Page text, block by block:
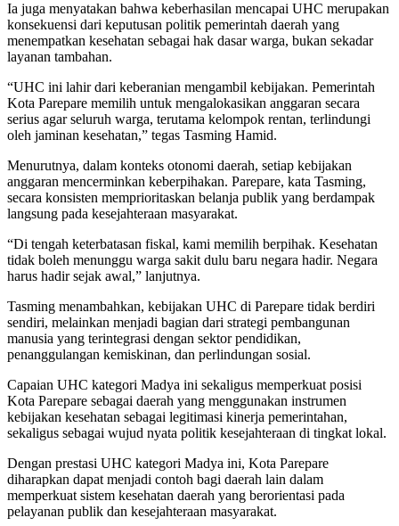
Ia juga menyatakan bahwa keberhasilan mencapai UHC merupakan
konsekuensi dari keputusan politik pemerintah daerah yang
menempatkan kesehatan sebagai hak dasar warga, bukan sekadar
layanan tambahan.
“UHC ini lahir dari keberanian mengambil kebijakan. Pemerintah
Kota Parepare memilih untuk mengalokasikan anggaran secara
serius agar seluruh warga, terutama kelompok rentan, terlindungi
oleh jaminan kesehatan,” tegas Tasming Hamid.
Menurutnya, dalam konteks otonomi daerah, setiap kebijakan
anggaran mencerminkan keberpihakan. Parepare, kata Tasming,
secara konsisten memprioritaskan belanja publik yang berdampak
langsung pada kesejahteraan masyarakat.
“Di tengah keterbatasan fiskal, kami memilih berpihak. Kesehatan
tidak boleh menunggu warga sakit dulu baru negara hadir. Negara
harus hadir sejak awal,” lanjutnya.
Tasming menambahkan, kebijakan UHC di Parepare tidak berdiri
sendiri, melainkan menjadi bagian dari strategi pembangunan
manusia yang terintegrasi dengan sektor pendidikan,
penanggulangan kemiskinan, dan perlindungan sosial.
Capaian UHC kategori Madya ini sekaligus memperkuat posisi
Kota Parepare sebagai daerah yang menggunakan instrumen
kebijakan kesehatan sebagai legitimasi kinerja pemerintahan,
sekaligus sebagai wujud nyata politik kesejahteraan di tingkat lokal.
Dengan prestasi UHC kategori Madya ini, Kota Parepare
diharapkan dapat menjadi contoh bagi daerah lain dalam
memperkuat sistem kesehatan daerah yang berorientasi pada
pelayanan publik dan kesejahteraan masyarakat.